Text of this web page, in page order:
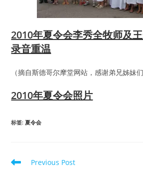
2010年夏令会李秀全牧师及
录音重温
（摘自斯德哥尔摩堂网站，感谢弟兄姊妹们
2010年夏令会照片
标签:夏令会
Read
Previous Post